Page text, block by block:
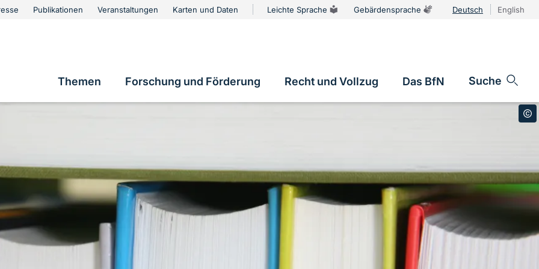
Publikationen Veranstaltungen Karten und Daten Leichte Sprache Gebärdensprache Deutsch English
Hauptnavigation
Themen Forschung und Förderung Recht und Vollzug Das BfN Suche